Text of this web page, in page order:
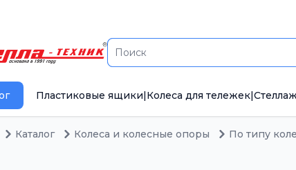
Пластиковые ящики|Колеса для тележек|
Каталог Колеса и колесные опоры По типу